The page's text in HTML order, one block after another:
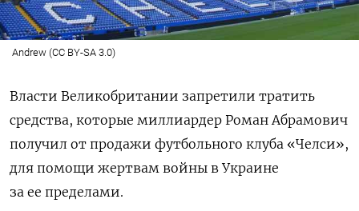
Andrew (CC BY-SA 3.0)
Власти Великобритании запретили тратить
средства, которые миллиардер Роман Абрамович
получил от продажи футбольного клуба «Челси»,
для помощи жертвам войны в Украине
за ее пределами.